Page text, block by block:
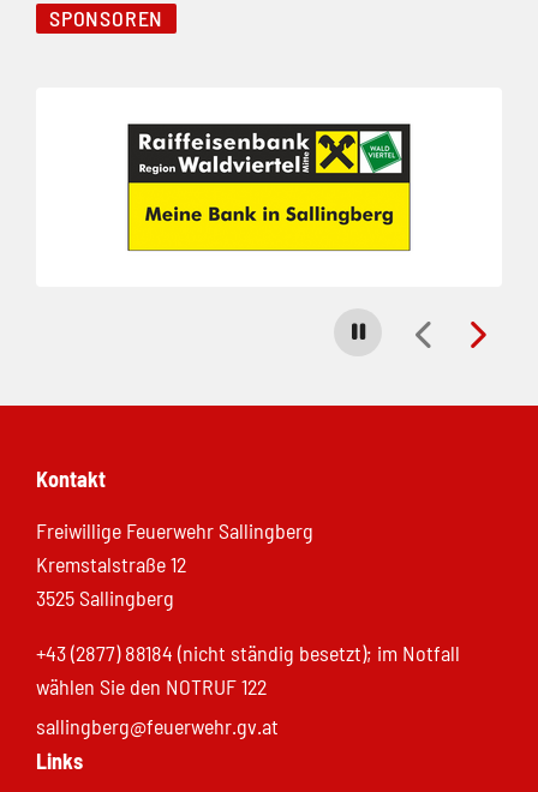
SPONSOREN
Carousel stoppen
Kontakt
Freiwillige Feuerwehr Sallingberg
Kremstalstraße 12
3525 Sallingberg
+43 (2877) 88184 (nicht ständig besetzt); im Notfall
wählen Sie den NOTRUF 122
sallingberg@feuerwehr.gv.at
Links